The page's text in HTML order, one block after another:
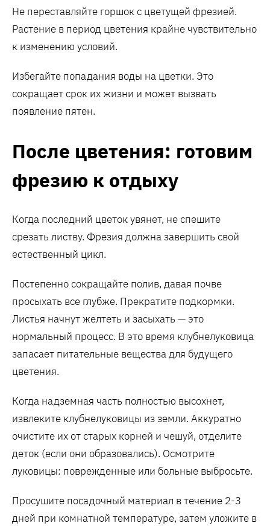
Не переставляйте горшок с цветущей фрезией.
Растение в период цветения крайне чувствительно
к изменению условий.
Избегайте попадания воды на цветки. Это
сокращает срок их жизни и может вызвать
появление пятен.
После цветения: готовим
фрезию к отдыху
Когда последний цветок увянет, не спешите
срезать листву. Фрезия должна завершить свой
естественный цикл.
Постепенно сокращайте полив, давая почве
просыхать все глубже. Прекратите подкормки.
Листья начнут желтеть и засыхать — это
нормальный процесс. В это время клубнелуковица
запасает питательные вещества для будущего
цветения.
Когда надземная часть полностью высохнет,
извлеките клубнелуковицы из земли. Аккуратно
очистите их от старых корней и чешуй, отделите
деток (если они образовались). Осмотрите
луковицы: поврежденные или больные выбросьте.
Просушите посадочный материал в течение 2-3
дней при комнатной температуре, затем уложите в